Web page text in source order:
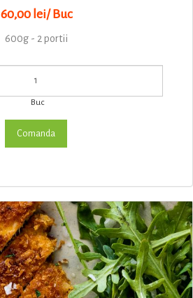
60,00 lei/ Buc
600g - 2 portii
Buc